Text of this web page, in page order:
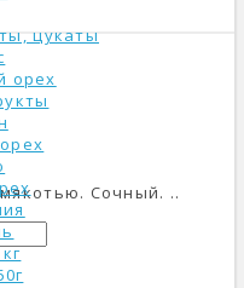
цукаты
орех
Сочный. ..